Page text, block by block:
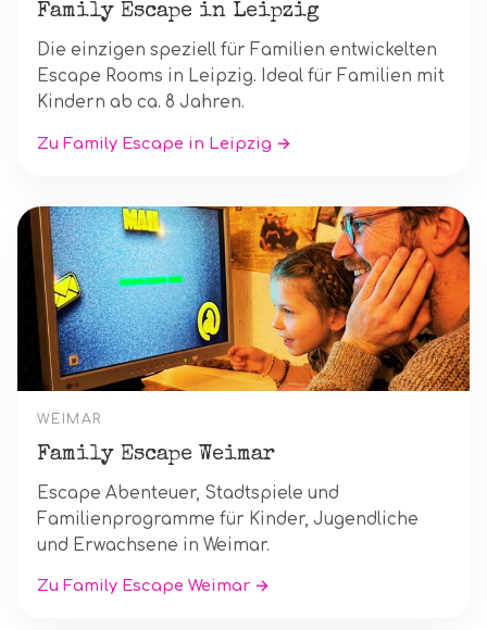
Family Escape in Leipzig
Die einzigen speziell für Familien entwickelten
Escape Rooms in Leipzig. Ideal für Familien mit
Kindern ab ca. 8 Jahren.
Zu Family Escape in Leipzig →
WEIMAR
Family Escape Weimar
Escape Abenteuer, Stadtspiele und
Familienprogramme für Kinder, Jugendliche
und Erwachsene in Weimar.
Zu Family Escape Weimar →